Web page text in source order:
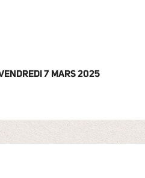
7 MARS 2025